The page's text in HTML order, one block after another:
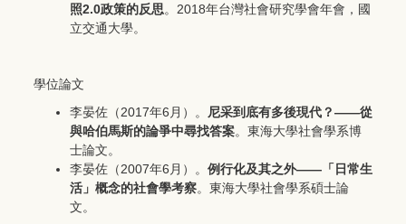
照2.0政策的反思。2018年台灣社會研究學會年會，國
立交通大學。
學位論文
李晏佐（2017年6月）。
尼采到底有多後現代？——從
與哈伯馬斯的論爭中尋找答案。東海大學社會學系博
士論文。
李晏佐（2007年6月）。 例行化及其之外—— 「日常生
活」概念的社會學考察。東海大學社會學系碩士論
文。